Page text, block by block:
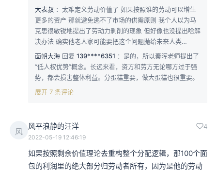
大表叔 ：太难定义劳动价值了 如果按照谁的劳动可以增生
更多的资产 那就避免逃不了市场的供需原则 我个人以为马
克思很敏锐地提出了劳动力剥削的现象 但好像也没提出啥解
决办法 确实他老人家可能要把这个问题抛给未来人类…
面朝大海 回复 139****6351 ：是的，所以秦晖老师提出了
“低人权优势”概念。长远来看，资方和劳方无论哪方过于强
势，都会损害整体利益。分蛋糕重要，做大蛋糕也很重要。
展开 7 条评论
风
风平浪静的汪洋 4
2022-05-19 12:46:19
如果按照剩余价值理论去重构整个分配逻辑，那100个面
包的利润里的绝大部分归劳动者所有，因为是他的劳动